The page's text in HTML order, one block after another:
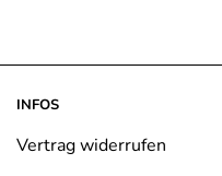
INFOS
Vertrag widerrufen